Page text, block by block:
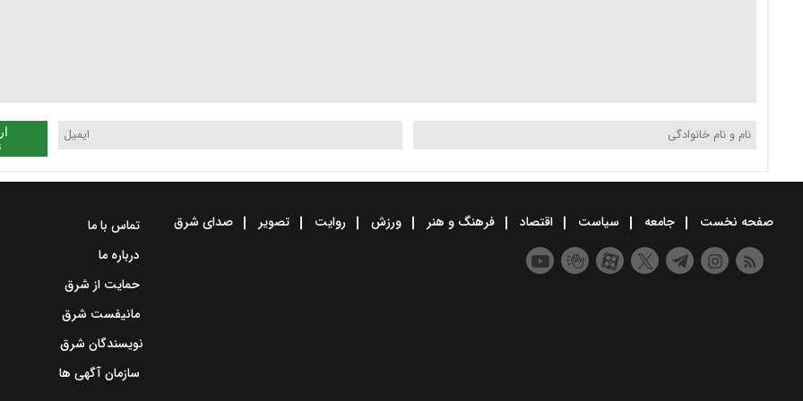
صفحه نخست جامعه سیاست اقتصاد فرهنگ و هنر ورزش روایت تصویر صدای شرق
تماس با ما
درباره ما
حمایت از شرق
مانیفست شرق
نویسندگان شرق
سازمان آگهی ها